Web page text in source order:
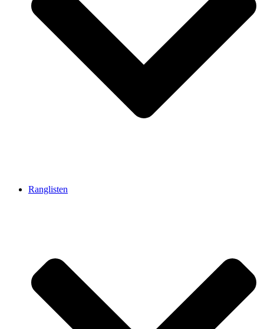
Ranglisten